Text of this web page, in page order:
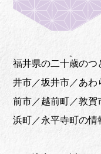
福井県の二十歳の
井市／坂井市／あわ
前市／越前町／敦賀
浜町／永平寺町の情